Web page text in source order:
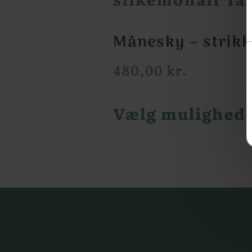
Månesky –
480,00 kr.
Vælg